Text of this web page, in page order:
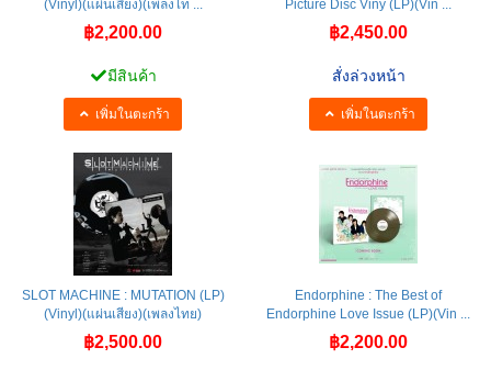
(Vinyl)(แผ่นเสียง)(เพลงไท ...
฿2,200.00
มีสินค้า
เพิ่มในตะกร้า
Picture Disc Viny (LP)(Vin ...
฿2,450.00
สั่งล่วงหน้า
เพิ่มในตะกร้า
SLOT MACHINE : MUTATION (LP)
(Vinyl)(แผ่นเสียง)(เพลงไทย)
฿2,500.00
Endorphine : The Best of
Endorphine Love Issue (LP)(Vin ...
฿2,200.00